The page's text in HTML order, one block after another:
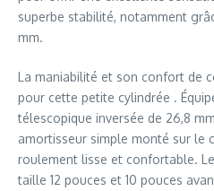
superbe stabilité, notamment
mm.
La maniabilité et son confort de
pour cette petite cylindrée .
télescopique inversée de 26,8
amortisseur simple monté sur le
roulement lisse et confortable.
taille 12 pouces et 10 pouces